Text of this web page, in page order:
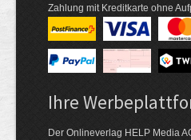
Zahlung mit Kreditkarte ohne
Ihre
Der Onlineverlag HELP Media